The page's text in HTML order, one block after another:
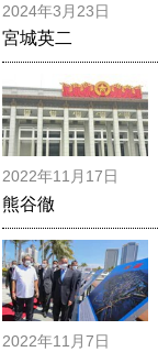
2024年3月23日
宮城英二
2022年11月17日
熊谷徹
2022年11月7日